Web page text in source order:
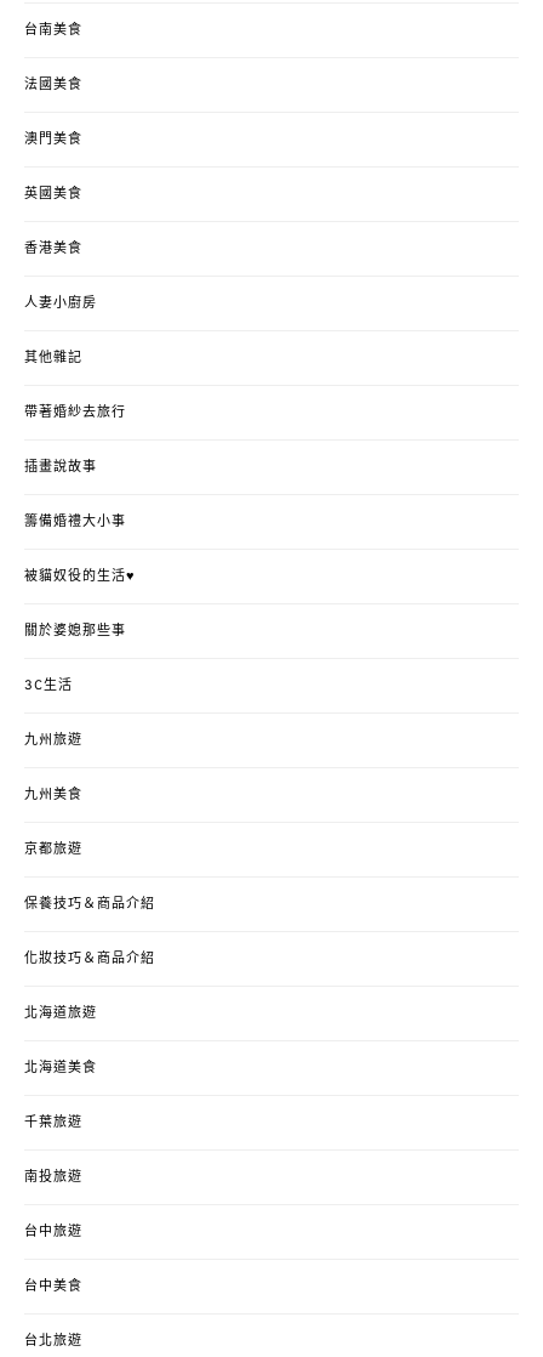
台南美食
法國美食
澳門美食
英國美食
香港美食
人妻小廚房
其他雜記
帶著婚紗去旅行
插畫說故事
籌備婚禮大小事
被貓奴役的生活♥
關於婆媳那些事
3C生活
九州旅遊
九州美食
京都旅遊
保養技巧＆商品介紹
化妝技巧＆商品介紹
北海道旅遊
北海道美食
千葉旅遊
南投旅遊
台中旅遊
台中美食
台北旅遊